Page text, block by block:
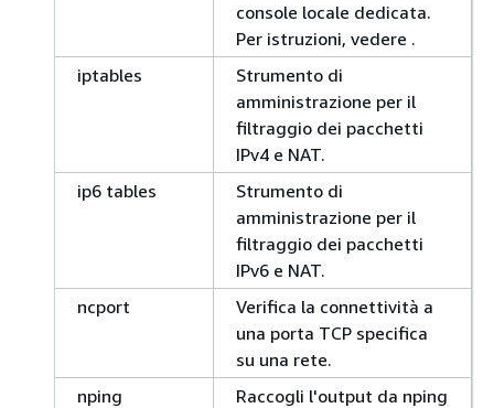
console locale dedicata.
Per istruzioni, vedere .
iptables
Strumento di
amministrazione per il
filtraggio dei pacchetti
IPv4 e NAT.
ip6 tables
Strumento di
amministrazione per il
filtraggio dei pacchetti
IPv6 e NAT.
ncport
Verifica la connettività a
una porta TCP specifica
su una rete.
nping
Raccogli l'output da nping